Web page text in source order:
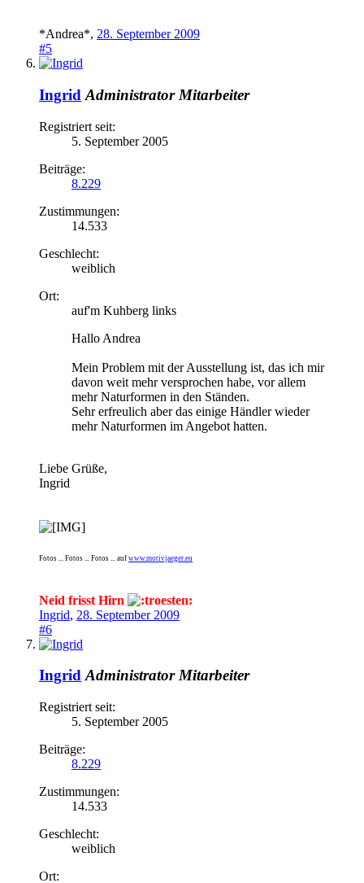
*Andrea*, 28. September 2009
#5
Ingrid Administrator Mitarbeiter
Registriert seit:
5. September 2005
Beiträge:
8.229
Zustimmungen:
14.533
Geschlecht:
weiblich
Ort:
auf'm Kuhberg links
Hallo Andrea
Mein Problem mit der Ausstellung ist, das ich mir
davon weit mehr versprochen habe, vor allem
mehr Naturformen in den Ständen.
Sehr erfreulich aber das einige Händler wieder
mehr Naturformen im Angebot hatten.
Liebe Grüße,
Ingrid
Fotos ... Fotos ... Fotos ... auf www.motivjaeger.eu
Neid frisst Hirn
Ingrid, 28. September 2009
#6
Ingrid Administrator Mitarbeiter
Registriert seit:
5. September 2005
Beiträge:
8.229
Zustimmungen:
14.533
Geschlecht:
weiblich
Ort: